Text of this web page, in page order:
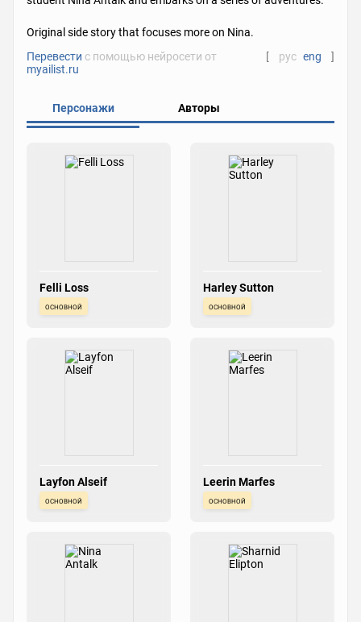
Original side story that focuses more on Nina.
Перевести с помощью нейросети от
myailist.ru
[ рус eng ]
Персонажи Авторы
Felli Loss
основной
Harley Sutton
основной
Layfon Alseif
основной
Leerin Marfes
основной